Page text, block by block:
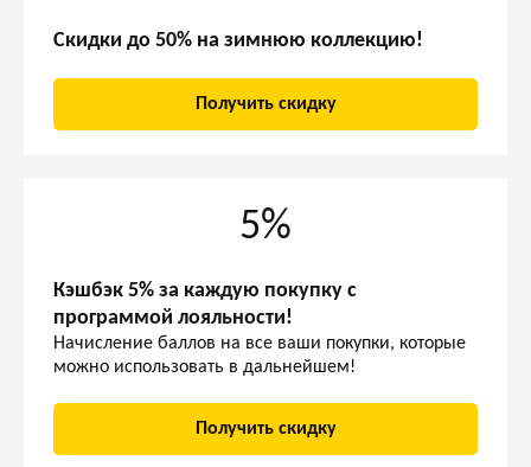
Скидки до 50% на зимнюю коллекцию!
Получить скидку
5%
Кэшбэк 5% за каждую покупку с
программой лояльности!
Начисление баллов на все ваши покупки, которые
можно использовать в дальнейшем!
Получить скидку